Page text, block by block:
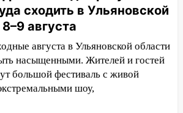
сходить в Ульяновской
августа
августа в Ульяновской области
насыщенными. Жителей и гостей
большой фестиваль с живой
шоу,